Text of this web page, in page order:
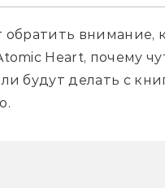
обратить внимание,
Heart, почему
будут делать с